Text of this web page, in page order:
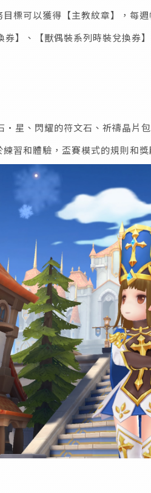
標可以獲得【主教紋章】，每
】、【獸偶裝系列時裝兌換券】
星、閃耀的符文石、祈禱晶片
習和體驗，盃賽模式的規則和